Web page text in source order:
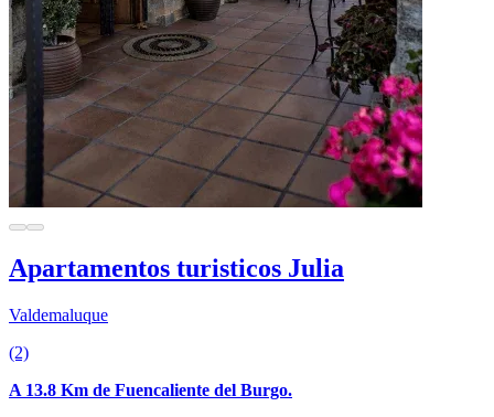
Apartamentos turisticos Julia
Valdemaluque
(2)
A 13.8 Km de Fuencaliente del Burgo.